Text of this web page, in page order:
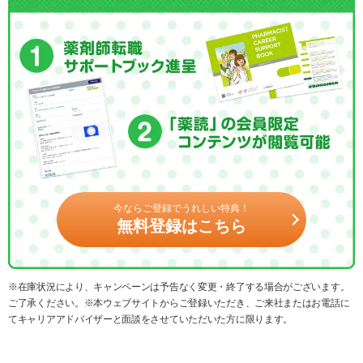
今ならご登録でうれしい特典！
無料登録はこちら
※在庫状況により、キャンペーンは予告なく変更・終了する場合がございます。
ご了承ください。※本ウェブサイトからご登録いただき、ご来社またはお電話に
てキャリアアドバイザーと面談をさせていただいた方に限ります。